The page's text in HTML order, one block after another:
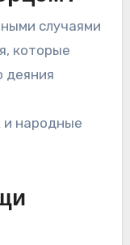
случаями
которые
деяния
и народные